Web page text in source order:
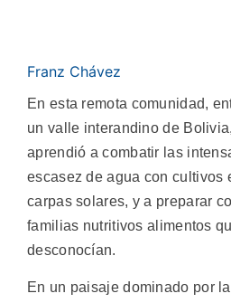
Franz Chávez
En esta remota comunidad,
un valle interandino de
aprendió a combatir las
escasez de agua con cultivos
carpas solares, y a preparar
familias nutritivos alimentos
desconocían.
En un paisaje dominado por